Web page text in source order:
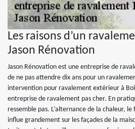
Les raisons d’un
Jason Rénovation
Jason Rénovation est une entreprise de
de ne pas attendre dix ans pour un
intervention pour ravalement extérieur à
entreprise de ravalement pas cher. En
ressemble pas. L’alternance de la chaleur,
influe grandement sur les façades de la